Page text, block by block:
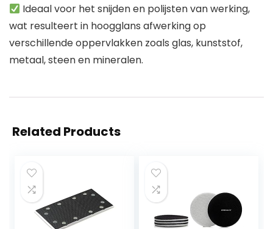
Ideaal voor het snijden en polijsten van werking,
wat resulteert in hoogglans afwerking op
verschillende oppervlakken zoals glas, kunststof,
metaal, steen en mineralen.
Related Products